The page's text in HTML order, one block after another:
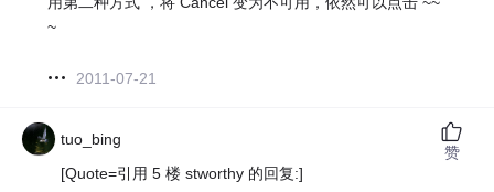
~
2011-07-21
tuo_bing
[Quote=引用 5 楼 stworthy 的回复:]
赞